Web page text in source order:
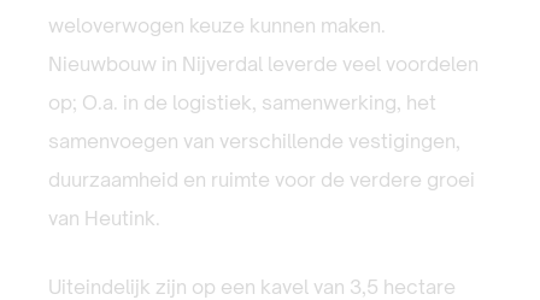
weloverwogen keuze kunnen maken.
Nieuwbouw in Nijverdal leverde veel voordelen
op; O.a. in de logistiek, samenwerking, het
samenvoegen van verschillende vestigingen,
duurzaamheid en ruimte voor de verdere groei
van Heutink.
Uiteindelijk zijn op een kavel van 3,5 hectare